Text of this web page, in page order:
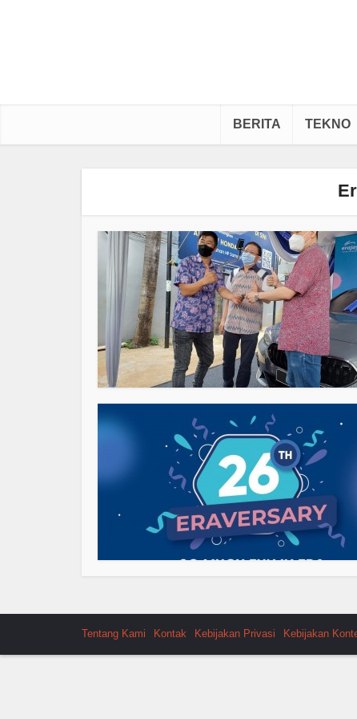
BERITA TEKNO
Tentang Kami Kontak Kebijakan Privasi Kebijakan